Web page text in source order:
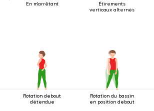
En m'arrêtant
Étirements
verticaux alternés
Rotation debout
détendue
Rotation du bassin
en position debout